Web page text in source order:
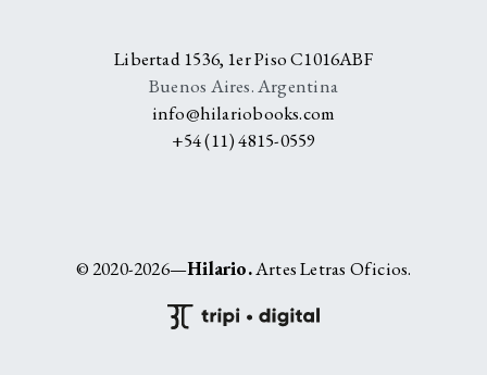
Libertad 1536, 1er Piso C1016ABF
Buenos Aires. Argentina
info@hilariobooks.com
+54 (11) 4815-0559
© 2020-2026—Hilario.Artes Letras Oficios.